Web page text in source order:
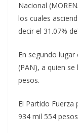
Nacional
los cuales
decir el 31.07%
En segundo
(PAN), a quien
pesos.
El Partido
934 mil 554